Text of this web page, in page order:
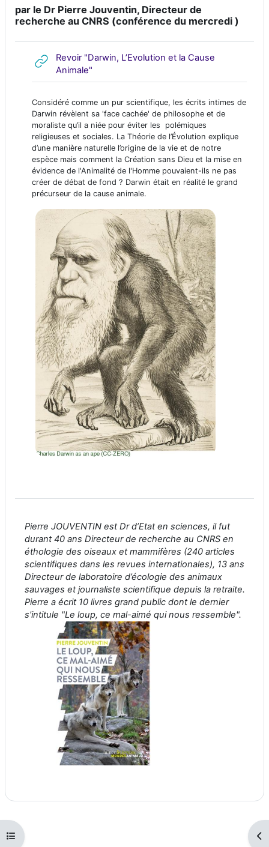
Ouvrir l’index du cours
par le Dr Pierre Jouventin, Directeur de
recherche au CNRS (conférence du mercredi )
Revoir "Darwin, L’Evolution et la Cause
Animale"
Considéré comme un pur scientifique, les écrits intimes de
Darwin révèlent sa 'face cachée' de philosophe et de
moraliste qu’il a niée pour éviter les polémiques
religieuses et sociales. La Théorie de l’Évolution explique
d’une manière naturelle l’origine de la vie et de notre
espèce mais comment la Création sans Dieu et la mise en
évidence de l'Animalité de l'Homme pouvaient-ils ne pas
créer de débat de fond ? Darwin était en réalité le grand
précurseur de la cause animale.
Pierre JOUVENTIN est Dr d’Etat en sciences, il fut
durant 40 ans Directeur de recherche au CNRS en
éthologie des oiseaux et mammifères (240 articles
scientifiques dans les revues internationales), 13 ans
Directeur de laboratoire d’écologie des animaux
sauvages et journaliste scientifique depuis la retraite.
Pierre a écrit 10 livres grand public dont le dernier
s'intitule "Le loup, ce mal-aimé qui nous ressemble".